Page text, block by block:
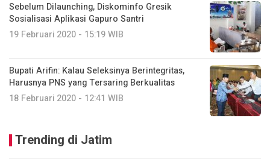
Sebelum Dilaunching, Diskominfo Gresik
Sosialisasi Aplikasi Gapuro Santri
19 Februari 2020 - 15:19 WIB
Bupati Arifin: Kalau Seleksinya Berintegritas,
Harusnya PNS yang Tersaring Berkualitas
18 Februari 2020 - 12:41 WIB
Trending di Jatim